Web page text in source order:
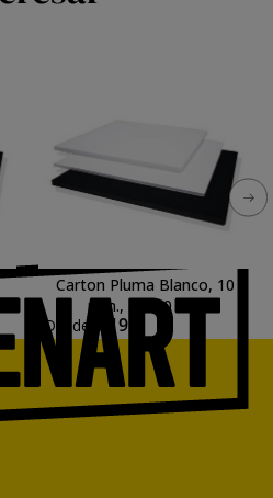
Carton Pluma Blanco, 10
mm., 50x70 cm.
Desde
4,19 €